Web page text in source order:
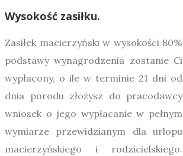
Wysokość zasiłku.
Zasiłek macierzyński w wysokości 80%
podstawy wynagrodzenia zostanie Ci
wypłacony, o ile w terminie 21 dni od
dnia porodu złożysz do pracodawcy
wniosek o jego wypłacanie w pełnym
wymiarze przewidzianym dla urlopu
macierzyńskiego i rodzicielskiego.